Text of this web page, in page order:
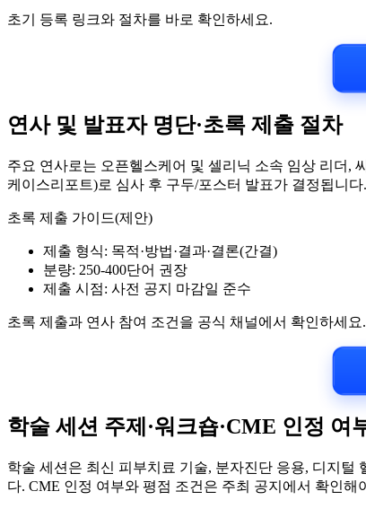
초기 등록 링크와 절차를 바로 확인하세요.
연사 및 발표자 명단·초록 제출 절차
주요 연사로는 오픈헬스케어 및 셀리닉 소속 임상 리더,
케이스리포트)로 심사 후 구두/포스터 발표가 결정됩니다.
초록 제출 가이드(제안)
제출 형식: 목적·방법·결과·결론(간결)
분량: 250-400단어 권장
제출 시점: 사전 공지 마감일 준수
초록 제출과 연사 참여 조건을 공식 채널에서 확인하세요.
학술 세션 주제·워크숍·CME 인정 여
학술 세션은 최신 피부치료 기술, 분자진단 응용, 디지털
다. CME 인정 여부와 평점 조건은 주최 공지에서 확인해